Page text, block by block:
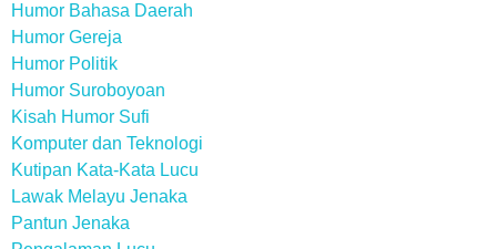
Humor Bahasa Daerah
Humor Gereja
Humor Politik
Humor Suroboyoan
Kisah Humor Sufi
Komputer dan Teknologi
Kutipan Kata-Kata Lucu
Lawak Melayu Jenaka
Pantun Jenaka